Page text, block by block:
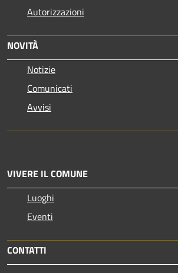
Autorizzazioni
NOVITÀ
Notizie
Comunicati
Avvisi
VIVERE IL COMUNE
Luoghi
Eventi
CONTATTI